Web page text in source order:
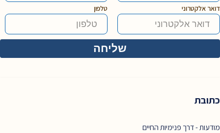
דואר אלקטרוני טלפון
כתובת
מודעות - דרך פנימיות החיים